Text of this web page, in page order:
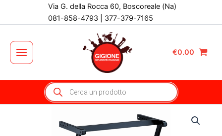
Via G. della Rocca 60, Boscoreale (Na)
081-858-4793 | 377-379-7165
Main
Menu
€0.00
Products
search